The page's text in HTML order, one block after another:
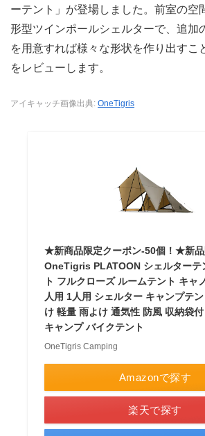
ーテント」が登場しました。前室の空
形型ツインポールシェルターで、追加
を用意すれば様々な形状を作り出すこ
をレビューします。
アイキャッチ画像出典: OneTigris
★新商品限定クーポン-50個！★新品
OneTigris PLATOON シェルターテ
ト フルクローズ ルームテント キャ
人用 1人用 シェルター キャンプテ
け 軽量 雨よけ 通気性 防風 収納袋
キャンプ バイクテント
OneTigris Camping
Amazonで探す
楽天で探す